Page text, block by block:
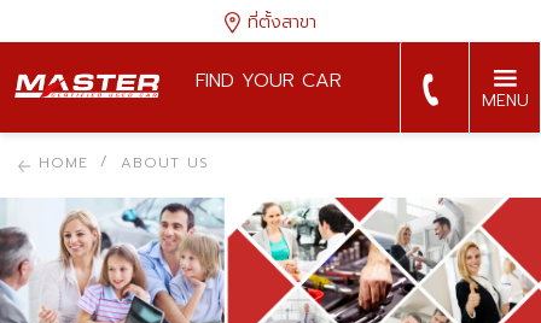
ที่ตั้งสาขา
FIND YOUR CAR
MENU
HOME ABOUT US